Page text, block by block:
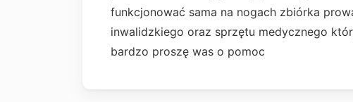
funkcjonować sama na nogach zbiórka
inwalidzkiego oraz sprzętu medycznego
bardzo proszę was o pomoc